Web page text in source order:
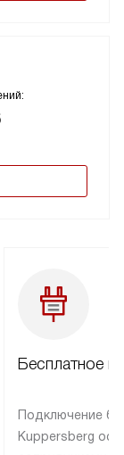
Бесплатное
Подключение
Kuppersberg